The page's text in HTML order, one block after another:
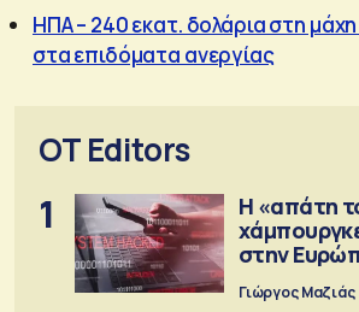
ΗΠΑ – 240 εκατ. δολάρια στη
στα επιδόματα ανεργίας
OT Editors
1
Η «απάτη
στην
Γιώργος Μαζιάς